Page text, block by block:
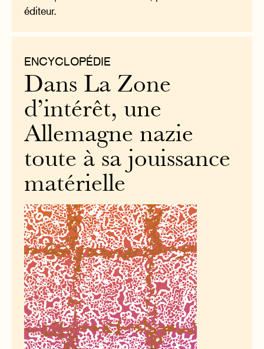
éditeur.
ENCYCLOPÉDIE
Dans La Zone
d’intérêt, une
Allemagne nazie
toute à sa jouissance
matérielle